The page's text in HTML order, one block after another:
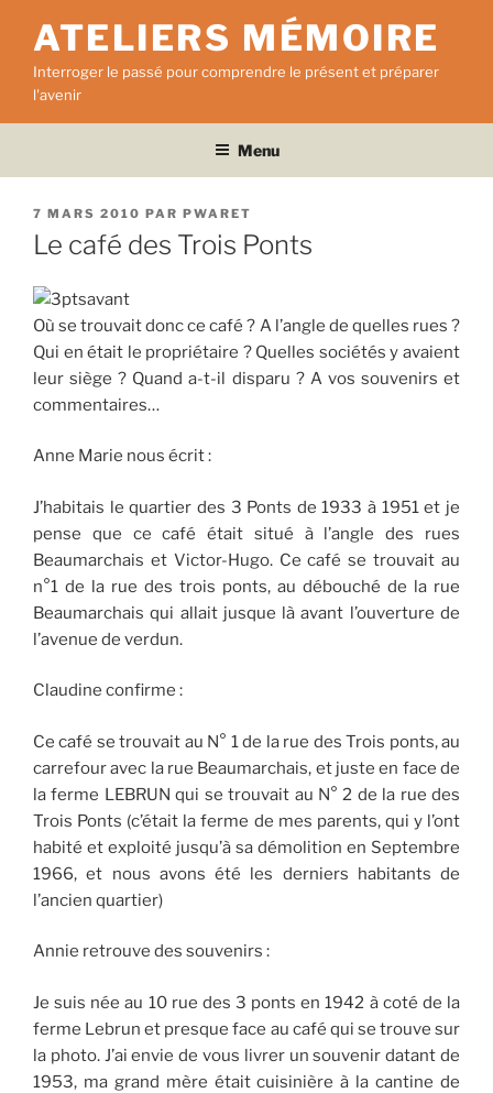
contenu
principal
ATELIERS MÉMOIRE
Interroger le passé pour comprendre le présent et préparer
l'avenir
Menu
PUBLIÉ
LE
7 MARS 2010 PAR PWARET
Le café des Trois Ponts
Où se trouvait donc ce café ? A l’angle de quelles rues ?
Qui en était le propriétaire ? Quelles sociétés y avaient
leur siège ? Quand a-t-il disparu ? A vos souvenirs et
commentaires…
Anne Marie nous écrit :
J’habitais le quartier des 3 Ponts de 1933 à 1951 et je
pense que ce café était situé à l’angle des rues
Beaumarchais et Victor-Hugo. Ce café se trouvait au
n°1 de la rue des trois ponts, au débouché de la rue
Beaumarchais qui allait jusque là avant l’ouverture de
l’avenue de verdun.
Claudine confirme :
Ce café se trouvait au N° 1 de la rue des Trois ponts, au
carrefour avec la rue Beaumarchais, et juste en face de
la ferme LEBRUN qui se trouvait au N° 2 de la rue des
Trois Ponts (c’était la ferme de mes parents, qui y l’ont
habité et exploité jusqu’à sa démolition en Septembre
1966, et nous avons été les derniers habitants de
l’ancien quartier)
Annie retrouve des souvenirs :
Je suis née au 10 rue des 3 ponts en 1942 à coté de la
ferme Lebrun et presque face au café qui se trouve sur
la photo. J’ai envie de vous livrer un souvenir datant de
1953, ma grand mère était cuisinière à la cantine de